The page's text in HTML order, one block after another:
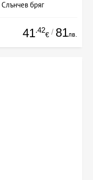
бряг
41.42
€ / 81лв.